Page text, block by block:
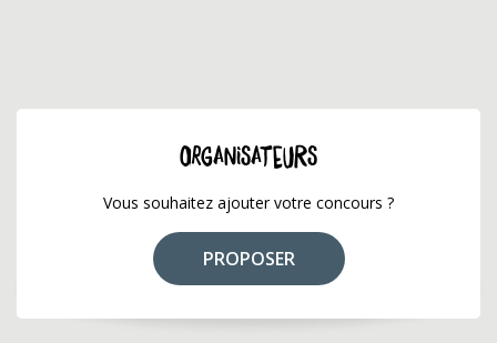
ORGANISATEURS
Vous souhaitez ajouter votre concours ?
PROPOSER